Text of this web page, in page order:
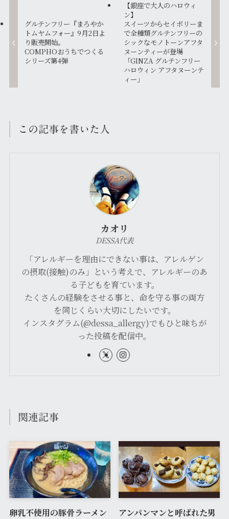
グルテンフリー『まろやか
トムヤムフォー』9月2日よ
り販売開始。
COMPHOおうちでつくる
シリーズ第4弾
【銀座で大人のハロウィ
ン】
スイーツからセイボリーま
で全種類グルテンフリーの
シックなモノトーンアフタ
ヌーンティーが登場
「GINZA グルテンフリー
ハロウィン アフタヌーンテ
ィー」
この記事を書いた人
カオリ
DESSA代表
「アレルギーを理由にできない事は、アレルゲン
の摂取(接触)のみ」という考えで、アレルギーのあ
る子どもを育ています。
たくさんの経験をさせる事と、命を守る事の両方
を同じくらい大切にしたいです。
インスタグラム(@dessa_allergy)でもひと味ちが
った投稿を配信中。
関連記事
卵乳不使用の豚骨ラーメン
アンパンマンと呼ばれた男